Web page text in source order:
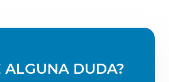
ALGUNA DUDA?